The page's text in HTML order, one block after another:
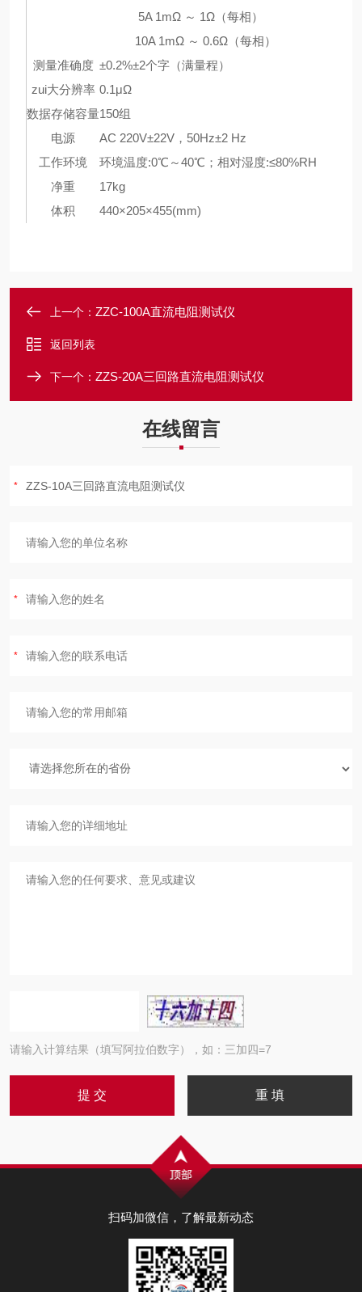
5A 1mΩ ～ 1Ω（每相）
10A 1mΩ ～ 0.6Ω（每相）
测量准确度 ±0.2%±2个字（满量程）
zui大分辨率 0.1μΩ
数据存储容量150组
电源
AC 220V±22V，50Hz±2 Hz
工作环境
环境温度:0℃～40℃；相对湿度:≤80%RH
净重
17kg
体积
440×205×455(mm)
上一个： ZZC-100A直流电阻测试仪
返回列表
下一个： ZZS-20A三回路直流电阻测试仪
在线留言
请输入计算结果（填写阿拉伯数字），如：三加四=7
扫码加微信，了解最新动态